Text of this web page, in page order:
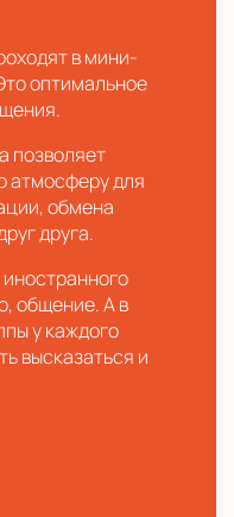
в мини-
оптимальное
позволяет
атмосферу для
обмена
друга.
общение. А в
у каждого
высказаться и